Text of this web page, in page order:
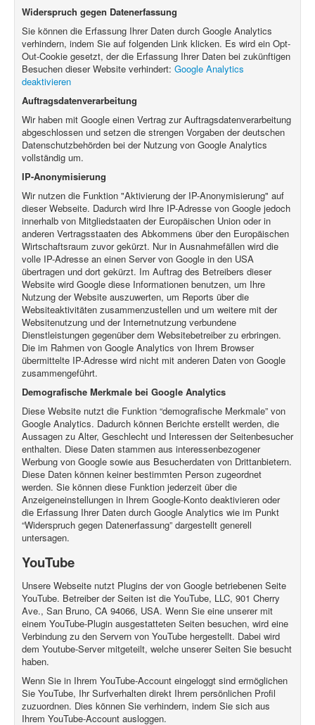
Widerspruch gegen Datenerfassung
Sie können die Erfassung Ihrer Daten durch Google Analytics
verhindern, indem Sie auf folgenden Link klicken. Es wird ein Opt-
Out-Cookie gesetzt, der die Erfassung Ihrer Daten bei zukünftigen
Besuchen dieser Website verhindert: Google Analytics
deaktivieren
Auftragsdatenverarbeitung
Wir haben mit Google einen Vertrag zur Auftragsdatenverarbeitung
abgeschlossen und setzen die strengen Vorgaben der deutschen
Datenschutzbehörden bei der Nutzung von Google Analytics
vollständig um.
IP-Anonymisierung
Wir nutzen die Funktion "Aktivierung der IP-Anonymisierung" auf
dieser Webseite. Dadurch wird Ihre IP-Adresse von Google jedoch
innerhalb von Mitgliedstaaten der Europäischen Union oder in
anderen Vertragsstaaten des Abkommens über den Europäischen
Wirtschaftsraum zuvor gekürzt. Nur in Ausnahmefällen wird die
volle IP-Adresse an einen Server von Google in den USA
übertragen und dort gekürzt. Im Auftrag des Betreibers dieser
Website wird Google diese Informationen benutzen, um Ihre
Nutzung der Website auszuwerten, um Reports über die
Websiteaktivitäten zusammenzustellen und um weitere mit der
Websitenutzung und der Internetnutzung verbundene
Dienstleistungen gegenüber dem Websitebetreiber zu erbringen.
Die im Rahmen von Google Analytics von Ihrem Browser
übermittelte IP-Adresse wird nicht mit anderen Daten von Google
zusammengeführt.
Demografische Merkmale bei Google Analytics
Diese Website nutzt die Funktion “demografische Merkmale” von
Google Analytics. Dadurch können Berichte erstellt werden, die
Aussagen zu Alter, Geschlecht und Interessen der Seitenbesucher
enthalten. Diese Daten stammen aus interessenbezogener
Werbung von Google sowie aus Besucherdaten von Drittanbietern.
Diese Daten können keiner bestimmten Person zugeordnet
werden. Sie können diese Funktion jederzeit über die
Anzeigeneinstellungen in Ihrem Google-Konto deaktivieren oder
die Erfassung Ihrer Daten durch Google Analytics wie im Punkt
“Widerspruch gegen Datenerfassung” dargestellt generell
untersagen.
YouTube
Unsere Webseite nutzt Plugins der von Google betriebenen Seite
YouTube. Betreiber der Seiten ist die YouTube, LLC, 901 Cherry
Ave., San Bruno, CA 94066, USA. Wenn Sie eine unserer mit
einem YouTube-Plugin ausgestatteten Seiten besuchen, wird eine
Verbindung zu den Servern von YouTube hergestellt. Dabei wird
dem Youtube-Server mitgeteilt, welche unserer Seiten Sie besucht
haben.
Wenn Sie in Ihrem YouTube-Account eingeloggt sind ermöglichen
Sie YouTube, Ihr Surfverhalten direkt Ihrem persönlichen Profil
zuzuordnen. Dies können Sie verhindern, indem Sie sich aus
Ihrem YouTube-Account ausloggen.